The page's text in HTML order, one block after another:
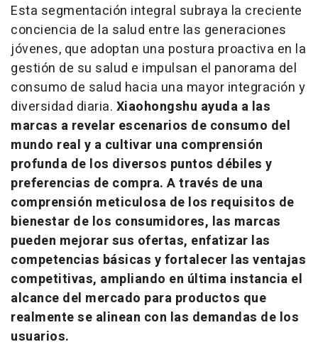
Esta segmentación integral subraya la creciente
conciencia de la salud entre las generaciones
jóvenes, que adoptan una postura proactiva en la
gestión de su salud e impulsan el panorama del
consumo de salud hacia una mayor integración y
diversidad diaria. Xiaohongshu ayuda a las
marcas a revelar escenarios de consumo del
mundo real y a cultivar una comprensión
profunda de los diversos puntos débiles y
preferencias de compra. A través de una
comprensión meticulosa de los requisitos de
bienestar de los consumidores, las marcas
pueden mejorar sus ofertas, enfatizar las
competencias básicas y fortalecer las ventajas
competitivas, ampliando en última instancia el
alcance del mercado para productos que
realmente se alinean con las demandas de los
usuarios.